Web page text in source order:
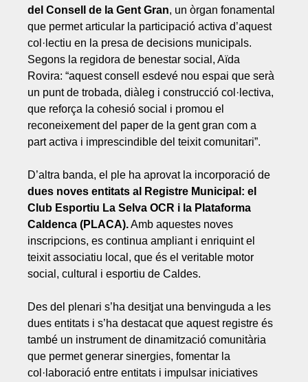
del Consell de la Gent Gran, un òrgan fonamental
que permet articular la participació activa d’aquest
col·lectiu en la presa de decisions municipals.
Segons la regidora de benestar social, Aïda
Rovira: “aquest consell esdevé nou espai que serà
un punt de trobada, diàleg i construcció col·lectiva,
que reforça la cohesió social i promou el
reconeixement del paper de la gent gran com a
part activa i imprescindible del teixit comunitari”.
D’altra banda, el ple ha aprovat la incorporació de
dues noves entitats al Registre Municipal: el
Club Esportiu La Selva OCR i la Plataforma
Caldenca (PLACA).Amb aquestes noves
inscripcions, es continua ampliant i enriquint el
teixit associatiu local, que és el veritable motor
social, cultural i esportiu de Caldes.
Des del plenari s’ha desitjat una benvinguda a les
dues entitats i s’ha destacat que aquest registre és
també un instrument de dinamització comunitària
que permet generar sinergies, fomentar la
col·laboració entre entitats i impulsar iniciatives